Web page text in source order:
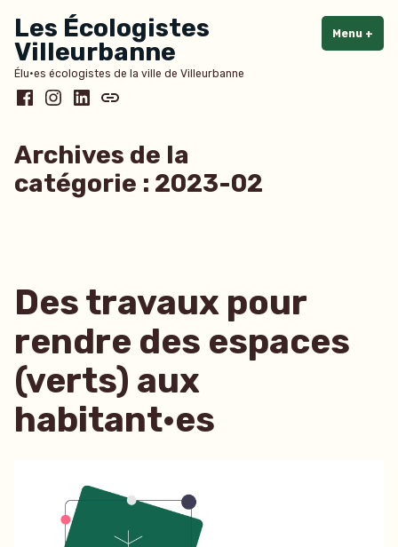
au
contenu
Les Écologistes
Villeurbanne
Élu·es écologistes de la ville de Villeurbanne
Menu +
Facebook
Instagram
LinkedInBluesky
Archives de la
catégorie : 2023-02
Des travaux pour
rendre des espaces
(verts) aux
habitant·es